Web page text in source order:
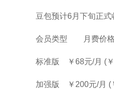
豆包预计6月下旬正式
会员类型 月费价格
标准版 ￥68元/月 (
加强版 ￥200元/月